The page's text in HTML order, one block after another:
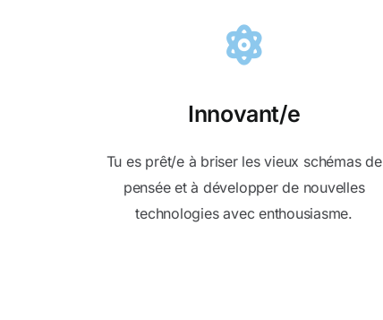
Innovant/e
Tu es prêt/e à briser les vieux schémas de
pensée et à développer de nouvelles
technologies avec enthousiasme.